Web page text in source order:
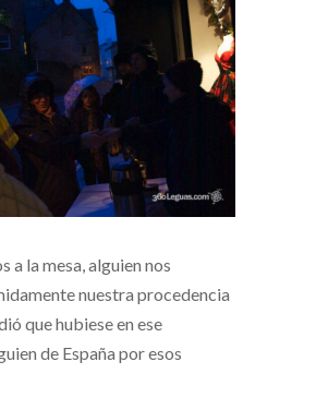
a la mesa, alguien nos
nuestra procedencia
que hubiese en ese
de España por esos